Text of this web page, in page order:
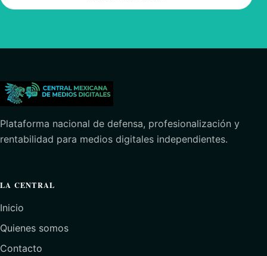
Plataforma nacional de defensa, profesionalización y
rentabilidad para medios digitales independientes.
LA CENTRAL
Inicio
Quienes somos
Contacto